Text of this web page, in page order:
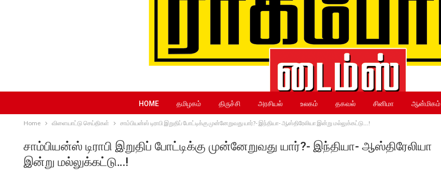
HOME தமிழகம் திருச்சி அரசியல் உலகம் தகவல் சினிமா ஆன்மிகம்
Home விளையாட்டு செய்திகள் சாம்பியன்ஸ் டிராபி இறுதிப் போட்டிக்கு முன்னேறுவது யார்?- இந்தியா- ஆஸ்திரேலியா இன்று மல்லுக்கட்டு…!
சாம்பியன்ஸ் டிராபி இறுதிப் போட்டிக்கு முன்னேறுவது யார்?- இந்தியா- ஆஸ்திரேலியா
இன்று மல்லுக்கட்டு…!